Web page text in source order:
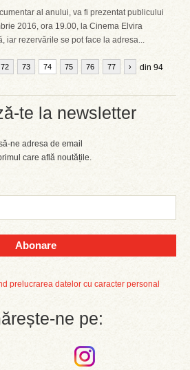
te la newsletter
ne adresa de email
care află noutățile.
Abonare
prelucrarea datelor cu caracter personal
ne pe:
al anului, va fi prezentat publicului
2016, ora 19.00, la Cinema Elvira
iar rezervările se pot face la adresa...
72 73 74 75 76 77 din 94
›